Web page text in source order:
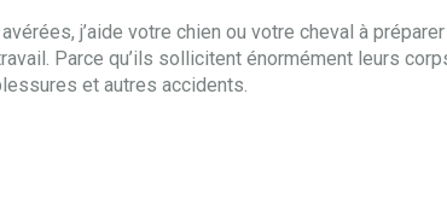
j’aide votre chien ou votre cheval à
Parce qu’ils sollicitent énormément leurs
et autres accidents.